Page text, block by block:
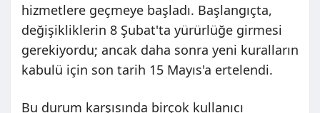
hizmetlere geçmeye başladı. Başlangıçta,
değişikliklerin 8 Şubat'ta yürürlüğe girmesi
gerekiyordu; ancak daha sonra yeni kuralların
kabulü için son tarih 15 Mayıs'a ertelendi.
Bu durum karşısında birçok kullanıcı